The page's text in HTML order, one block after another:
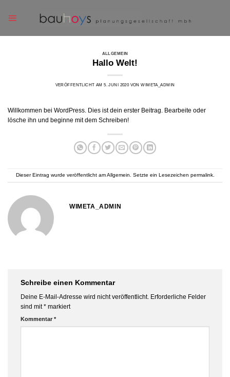
ALLGEMEIN
Hallo Welt!
VERÖFFENTLICHT AM5. JUNI 2020VONWIMETA_ADMIN
Willkommen bei WordPress. Dies ist dein erster Beitrag. Bearbeite oder
lösche ihn und beginne mit dem Schreiben!
Dieser Eintrag wurde veröffentlicht amAllgemein. Setzte ein Lesezeichen permalink.
WIMETA_ADMIN
Schreibe einen Kommentar
Deine E-Mail-Adresse wird nicht veröffentlicht. Erforderliche Felder
sind mit* markiert
Kommentar *